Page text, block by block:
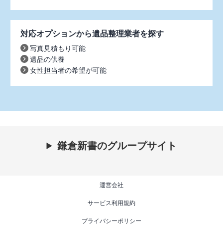
対応オプションから遺品整理業者を探す
写真見積もり可能
遺品の供養
女性担当者の希望が可能
鎌倉新書のグループサイト
運営会社
サービス利用規約
プライバシーポリシー